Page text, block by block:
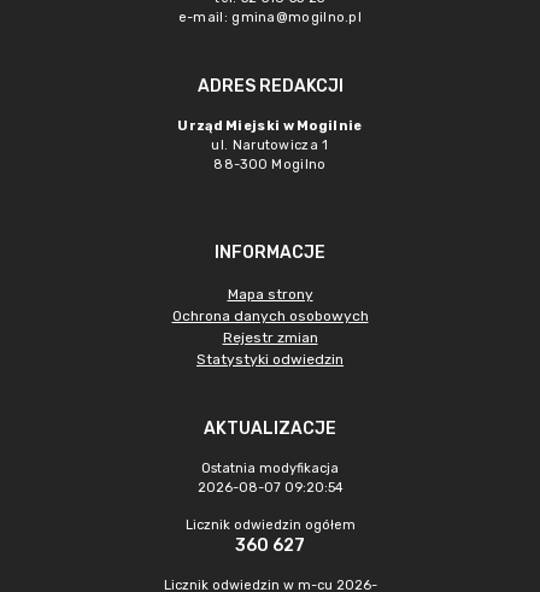
e-mail: gmina@mogilno.pl
ADRES REDAKCJI
Urząd Miejski w Mogilnie
ul. Narutowicza 1
88-300 Mogilno
INFORMACJE
Mapa strony
Ochrona danych osobowych
Rejestr zmian
Statystyki odwiedzin
AKTUALIZACJE
Ostatnia modyfikacja
2026-08-07 09:20:54
Licznik odwiedzin ogółem
360 627
Licznik odwiedzin w m-cu 2026-